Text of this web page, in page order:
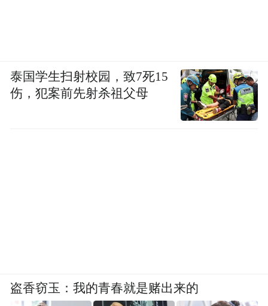
就如同，有事没事，喜欢在微博和微信朋友
圈点赞；
泰国学生扫射校园，致7死15
伤，犯案前先射杀祖父母
盗香窃玉：我的青春就是赌出来的